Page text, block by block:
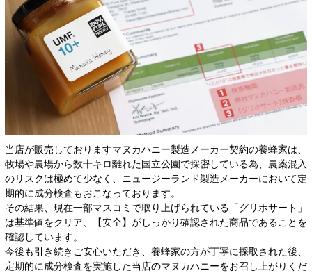
当店が販売しておりますマヌカハニー製造メーカー契約の養蜂家は、
牧場や農場から数十キロ離れた国立公園で採密している為、農薬混入
のリスクは極めて少なく、ニュージーランド製造メーカーにおいて定
期的に成分検査もおこなっております。
その結果、現在一部マスコミで取り上げられている「グリホサート」
は基準値をクリア、【安全】がしっかり確認された商品であることを
確認しています。
今後も引き続きご安心いただき、養蜂家の方が丁寧に採取された後、
定期的に成分検査を実施した当店のマヌカハニーをお召し上がりくだ